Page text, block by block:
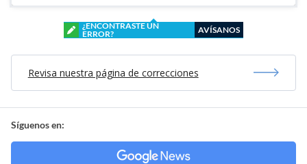
¿ENCONTRASTE UN
ERROR?
AVÍSANOS
Revisa nuestra página de correcciones
Síguenos en: